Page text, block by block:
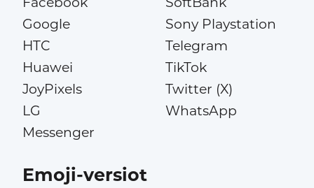
Google
HTC
Huawei
JoyPixels
LG
Messenger
Sony Playstation
Telegram
TikTok
Twitter (X)
WhatsApp
Emoji-versiot